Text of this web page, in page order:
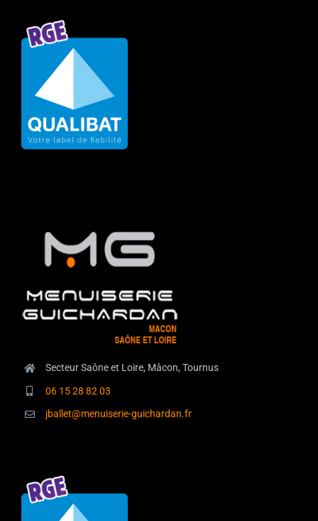
Secteur Saône et Loire, Mâcon, Tournus
06 15 28 82 03
jballet@menuiserie-guichardan.fr